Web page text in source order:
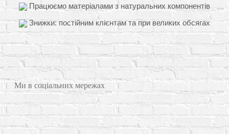
Працюємо матеріалами з натуральних компонентів
Знижки: постійним клієнтам та при великих обсягах
Ми в соціальних мережах